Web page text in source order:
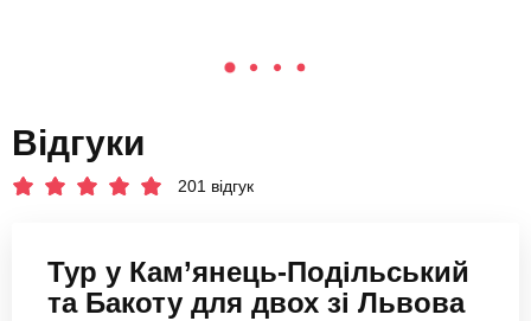
Відгуки
201 відгук
Тур у Кам’янець-Подільський
та Бакоту для двох зі Львова